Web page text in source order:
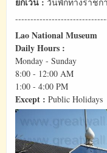
Lao National Museum
Daily Hours :
Monday - Sunday
8:00 - 12:00 AM
1:00 - 4:00 PM
Except : Public Holidays